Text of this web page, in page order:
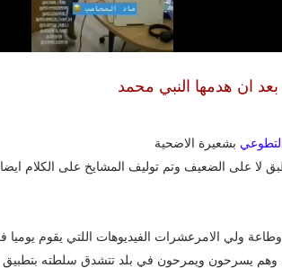
ان هدمها النبي محمد
بشعيرة الاضحية
لا على الضعيف وتم توليف المشايخ على الكلام
وطاعة ولي الامرعشرات الفيديوهات اللتي يقوم
وهم يسرحون ويمرحون في بلد تتشدق سلطته بتطبيق